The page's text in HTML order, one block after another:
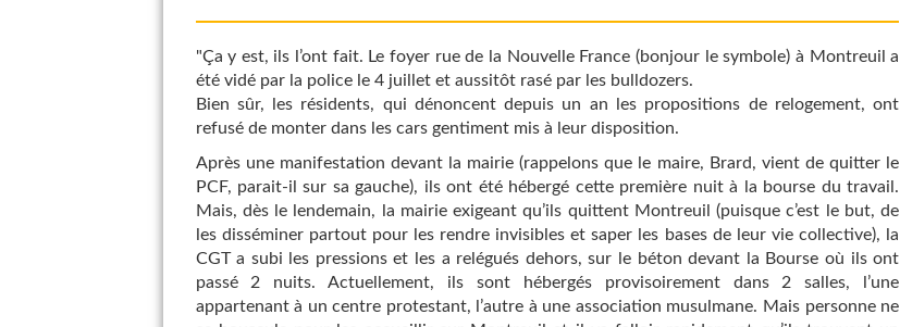
"Ça y est, ils l’ont fait. Le foyer rue de la Nouvelle France (bonjour le symbole) à Montreuil a
été vidé par la police le 4 juillet et aussitôt rasé par les bulldozers.
Bien sûr, les résidents, qui dénoncent depuis un an les propositions de relogement, ont
refusé de monter dans les cars gentiment mis à leur disposition.
Après une manifestation devant la mairie (rappelons que le maire, Brard, vient de quitter le
PCF, parait-il sur sa gauche), ils ont été hébergé cette première nuit à la bourse du travail.
Mais, dès le lendemain, la mairie exigeant qu’ils quittent Montreuil (puisque c’est le but, de
les disséminer partout pour les rendre invisibles et saper les bases de leur vie collective), la
CGT a subi les pressions et les a relégués dehors, sur le béton devant la Bourse où ils ont
passé 2 nuits. Actuellement, ils sont hébergés provisoirement dans 2 salles, l’une
appartenant à un centre protestant, l’autre à une association musulmane. Mais personne ne